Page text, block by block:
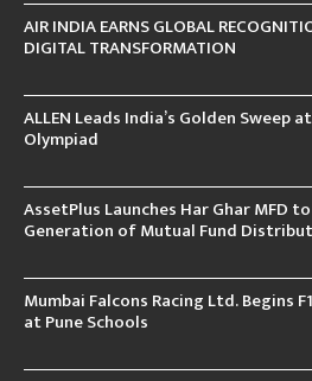
AIR INDIA EARNS GLOBAL
DIGITAL TRANSFORMATION
ALLEN Leads India’s Golden
Olympiad
AssetPlus Launches Har Ghar MFD
Generation of Mutual Fund
Mumbai Falcons Racing Ltd. Begins
at Pune Schools